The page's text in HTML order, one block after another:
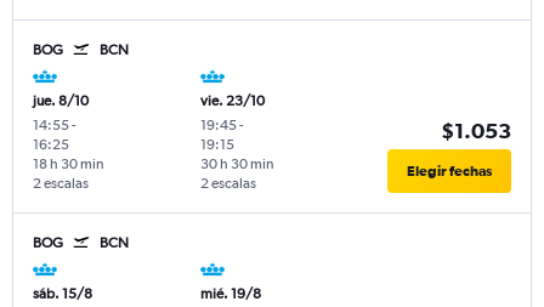
BOG BCN
jue. 8/10
14:55-
16:25
2 escalas
18 h 30 min
vie. 23/10
19:45-
19:15
2 escalas
30 h 30 min
$1.053
Elegir fechas
BOG BCN
sáb. 15/8
mié. 19/8